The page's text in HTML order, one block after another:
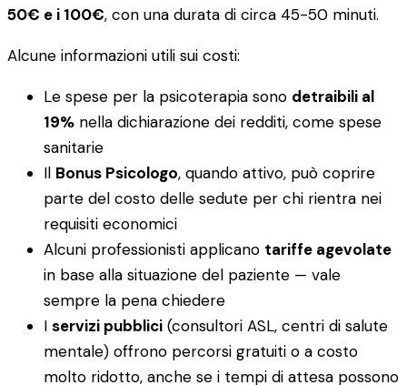
50€ e i 100€, con una durata di circa 45-50 minuti.
Alcune informazioni utili sui costi:
Le spese per la psicoterapia sono detraibili al
19% nella dichiarazione dei redditi, come spese
sanitarie
Il Bonus Psicologo, quando attivo, può coprire
parte del costo delle sedute per chi rientra nei
requisiti economici
Alcuni professionisti applicano tariffe agevolate
in base alla situazione del paziente — vale
sempre la pena chiedere
I servizi pubblici (consultori ASL, centri di salute
mentale) offrono percorsi gratuiti o a costo
molto ridotto, anche se i tempi di attesa possono